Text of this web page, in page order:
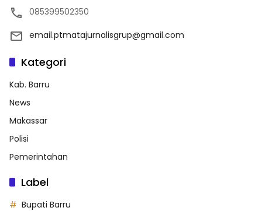
085399502350
email.ptmatajurnalisgrup@gmail.com
Kategori
Kab. Barru
News
Makassar
Polisi
Pemerintahan
Label
Bupati Barru